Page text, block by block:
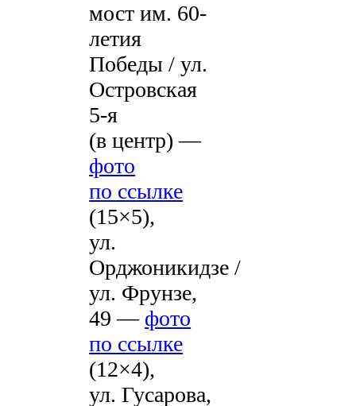
мост им. 60-
летия
Победы / ул.
Островская
5-я
(в центр) —
фото
по ссылке
(15×5),
ул.
Орджоникидзе /
ул. Фрунзе,
49 — фото
по ссылке
(12×4),
ул. Гусарова,